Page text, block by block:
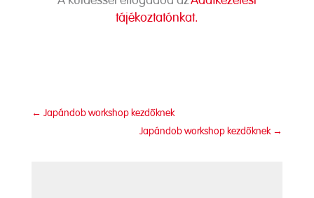
tájékoztatónkat.
← Japándob workshop kezdőknek
Japándob workshop kezdőknek→